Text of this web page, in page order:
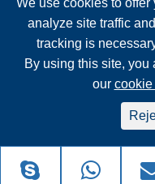
Blue Icon
Sơ đồ trang
We use cookies to
analyze site traffic
tracking is
By using this site, you
our